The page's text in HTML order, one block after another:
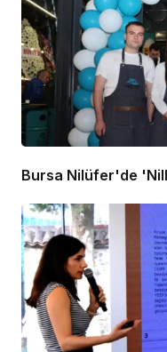
Bursa Nilüfer'de